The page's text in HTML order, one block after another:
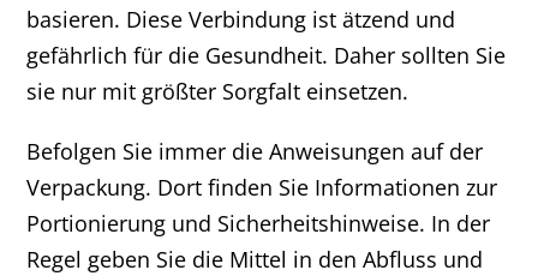
basieren. Diese Verbindung ist ätzend und
gefährlich für die Gesundheit. Daher sollten Sie
sie nur mit größter Sorgfalt einsetzen.
Befolgen Sie immer die Anweisungen auf der
Verpackung. Dort finden Sie Informationen zur
Portionierung und Sicherheitshinweise. In der
Regel geben Sie die Mittel in den Abfluss und